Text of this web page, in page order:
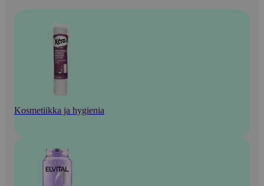
Kosmetiikka ja hygienia